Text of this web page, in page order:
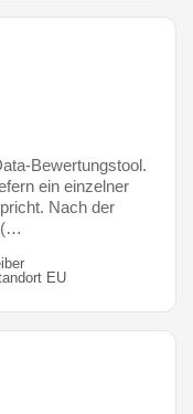
Bewertungstool.
ein einzelner
Nach der
(…
EU